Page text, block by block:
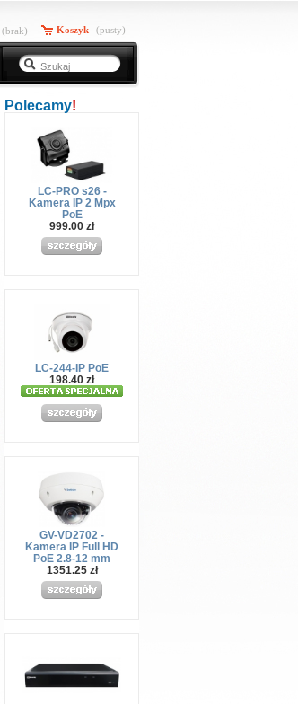
(brak) Koszyk (pusty)
Polecamy!
LC-PRO s26 -
Kamera IP 2 Mpx
PoE
999.00 zł
LC-244-IP PoE
198.40 zł
GV-VD2702 -
Kamera IP Full HD
PoE 2.8-12 mm
1351.25 zł